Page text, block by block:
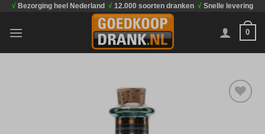
inhoud
√ Bezorging heel Nederland √ 12.000 soorten dranken √ Snelle levering
0